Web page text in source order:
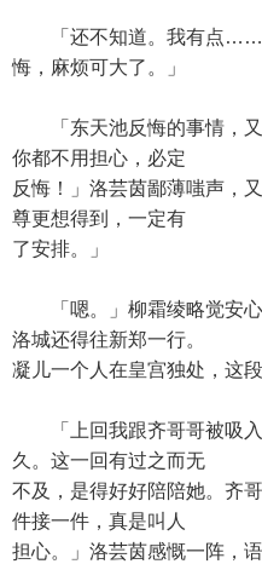
「还不知道。我有点……
悔，麻烦可大了。」
「东天池反悔的事情，又
你都不用担心，必定
反悔！」洛芸茵鄙薄嗤声，
尊更想得到，一定有
了安排。」
「嗯。」柳霜绫略觉安心
洛城还得往新郑一行。
凝儿一个人在皇宫独处，这
「上回我跟齐哥哥被吸入
久。这一回有过之而无
不及，是得好好陪陪她。齐
件接一件，真是叫人
担心。」洛芸茵感慨一阵，